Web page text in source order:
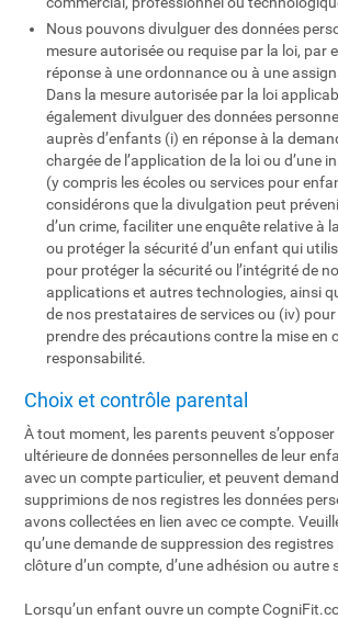
Nous pouvons divulguer des données
mesure autorisée ou requise par la loi, par
réponse à une ordonnance ou à une
Dans la mesure autorisée par la loi
également divulguer des données
auprès d’enfants (i) en réponse à la
chargée de l’application de la loi ou d’une
(y compris les écoles ou services pour
considérons que la divulgation peut
d’un crime, faciliter une enquête relative à
ou protéger la sécurité d’un enfant qui
pour protéger la sécurité ou l’intégrité de
applications et autres technologies, ainsi
de nos prestataires de services ou (iv)
prendre des précautions contre la mise en
responsabilité.
Choix et contrôle parental
À tout moment, les parents peuvent
ultérieure de données personnelles de leur
avec un compte particulier, et peuvent
supprimions de nos registres les données
avons collectées en lien avec ce compte.
qu’une demande de suppression des
clôture d’un compte, d’une adhésion ou autre
Lorsqu’un enfant ouvre un compte